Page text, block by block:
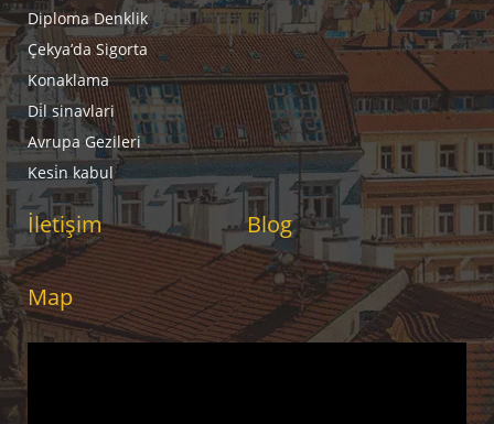
Diploma Denklik
Çekya’da Sigorta
Konaklama
Di̇l sinavlari
Avrupa Gezileri
Kesi̇n kabul
İletişim Blog
Map